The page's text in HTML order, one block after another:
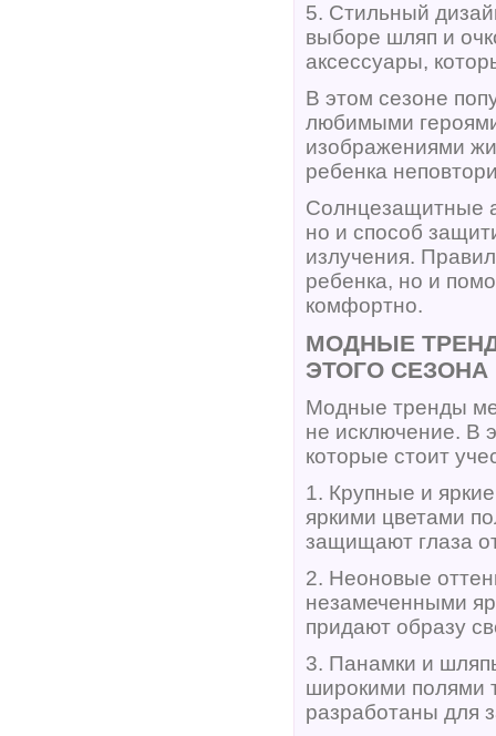
5. Стильный
выборе шляп и
аксессуары,
В этом сезоне
любимыми
изображениями
ребенка
Солнцезащитные
но и способ
излучения.
ребенка, но и
комфортно.
МОДНЫЕ
ЭТОГО СЕЗОНА
Модные тренды
не исключение. В
которые стоит
1. Крупные и
яркими цветами
защищают глаза
2. Неоновые
незамеченными
придают образу
3. Панамки и
широкими полями
разработаны для